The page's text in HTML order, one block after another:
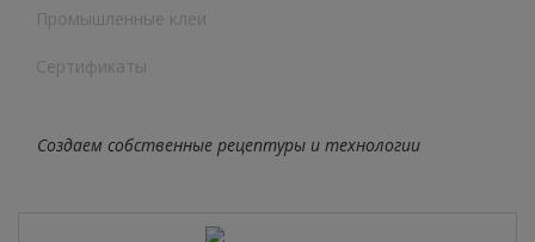
Промышленные клеи
Сертификаты
Создаем собственные рецептуры и технологии